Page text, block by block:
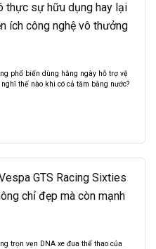
thực sự hữu dụng hay lại
ích công nghệ vô thưởng
phổ biến dùng hằng ngày hỗ trợ vệ
thế nào khi có cả tăm bằng nước?
GTS Racing Sixties
chỉ đẹp mà còn mạnh
trọn vẹn DNA xe đua thể thao của